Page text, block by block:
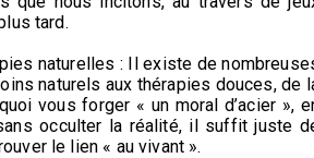
tard.
naturelles : Il existe de
naturels aux thérapies douces, de
vous forger « un moral d’acier »,
occulter la réalité, il suffit juste
le lien « au vivant ».